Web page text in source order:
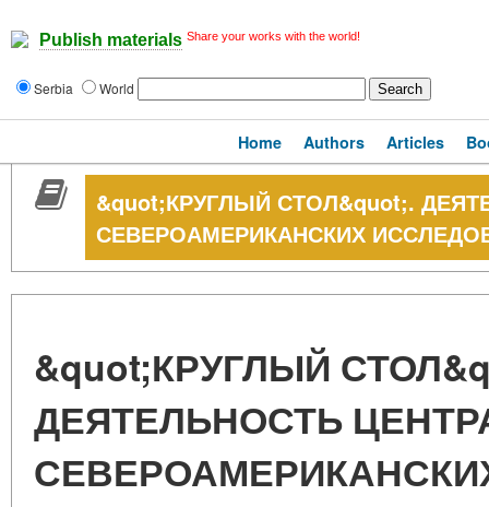
Publish materials Share your works with the world!
Serbia World
Home Authors Articles
&quot;КРУГЛЫЙ СТОЛ&quot;.
СЕВЕРОАМЕРИКАНСКИХ
&quot;КРУГЛЫЙ
ДЕЯТЕЛЬНОСТЬ